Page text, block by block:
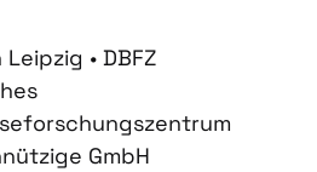
Leipzig • DBFZ
GmbH